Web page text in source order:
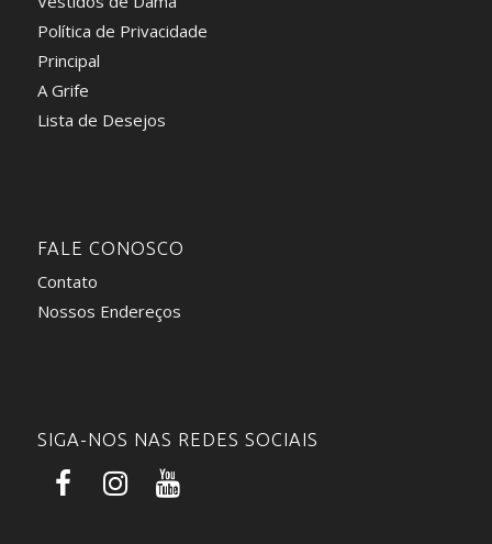
Política de Privacidade
Principal
A Grife
Lista de Desejos
FALE CONOSCO
Contato
Nossos Endereços
SIGA-NOS NAS REDES SOCIAIS